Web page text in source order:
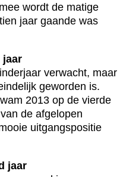
wordt de matige
jaar gaande was
jaar
verwacht, maar
geworden is.
2013 op de vierde
de afgelopen
uitgangspositie
jaar